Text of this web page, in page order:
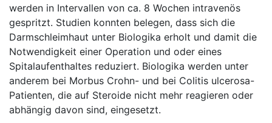
werden in Intervallen von ca. 8 Wochen intravenös
gespritzt. Studien konnten belegen, dass sich die
Darmschleimhaut unter Biologika erholt und damit die
Notwendigkeit einer Operation und oder eines
Spitalaufenthaltes reduziert. Biologika werden unter
anderem bei Morbus Crohn- und bei Colitis ulcerosa-
Patienten, die auf Steroide nicht mehr reagieren oder
abhängig davon sind, eingesetzt.